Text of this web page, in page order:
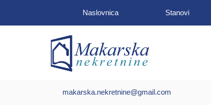
Naslovnica Stanovi
makarska.nekretnine@gmail.com